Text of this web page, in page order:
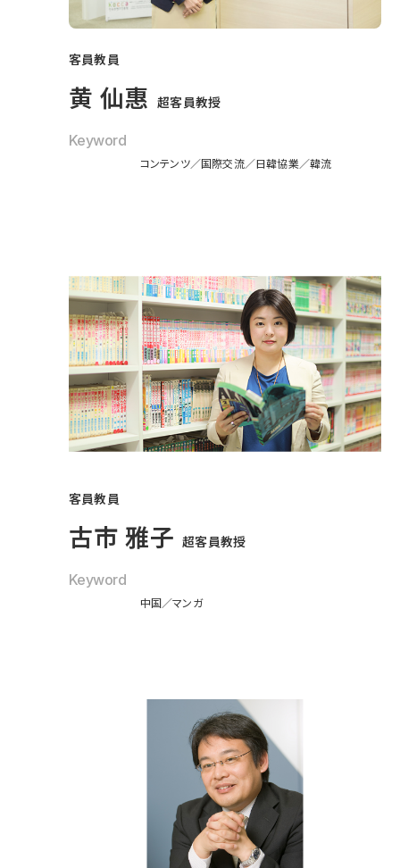
客員教員
黄 仙惠 超客員教授
Keyword
コンテンツ 国際交流 日韓協業 韓流
客員教員
古市 雅子 超客員教授
Keyword
中国 マンガ